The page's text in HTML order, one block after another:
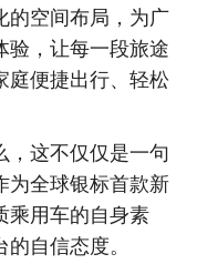
的空间布局，为广
验，让每一段旅途
庭便捷出行、轻松
这不仅仅是一句
为全球银标首款新
乘用车的自身素
自信态度。